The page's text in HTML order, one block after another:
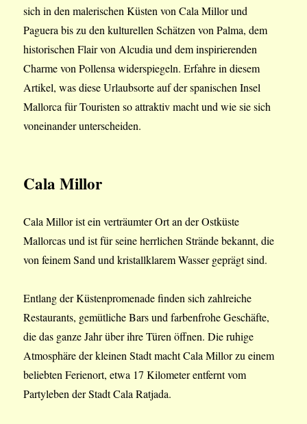
sich in den malerischen Küsten von Cala Millor und
Paguera bis zu den kulturellen Schätzen von Palma, dem
historischen Flair von Alcudia und dem inspirierenden
Charme von Pollensa widerspiegeln. Erfahre in diesem
Artikel, was diese Urlaubsorte auf der spanischen Insel
Mallorca für Touristen so attraktiv macht und wie sie sich
voneinander unterscheiden.
Cala Millor
Cala Millor ist ein verträumter Ort an der Ostküste
Mallorcas und ist für seine herrlichen Strände bekannt, die
von feinem Sand und kristallklarem Wasser geprägt sind.
Entlang der Küstenpromenade finden sich zahlreiche
Restaurants, gemütliche Bars und farbenfrohe Geschäfte,
die das ganze Jahr über ihre Türen öffnen. Die ruhige
Atmosphäre der kleinen Stadt macht Cala Millor zu einem
beliebten Ferienort, etwa 17 Kilometer entfernt vom
Partyleben der Stadt Cala Ratjada.